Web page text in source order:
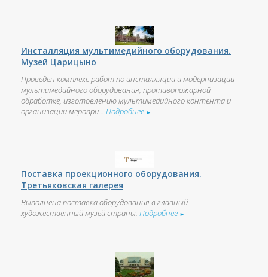
Инсталляция мультимедийного оборудования.
Музей Царицыно
Проведен комплекс работ по инсталляции и модернизации
мультимедийного оборудования, противопожарной
обработке, изготовлению мультимедийного контента и
организации меропри... Подробнее ►
Поставка проекционного оборудования.
Третьяковская галерея
Выполнена поставка оборудования в главный
художественный музей страны. Подробнее ►